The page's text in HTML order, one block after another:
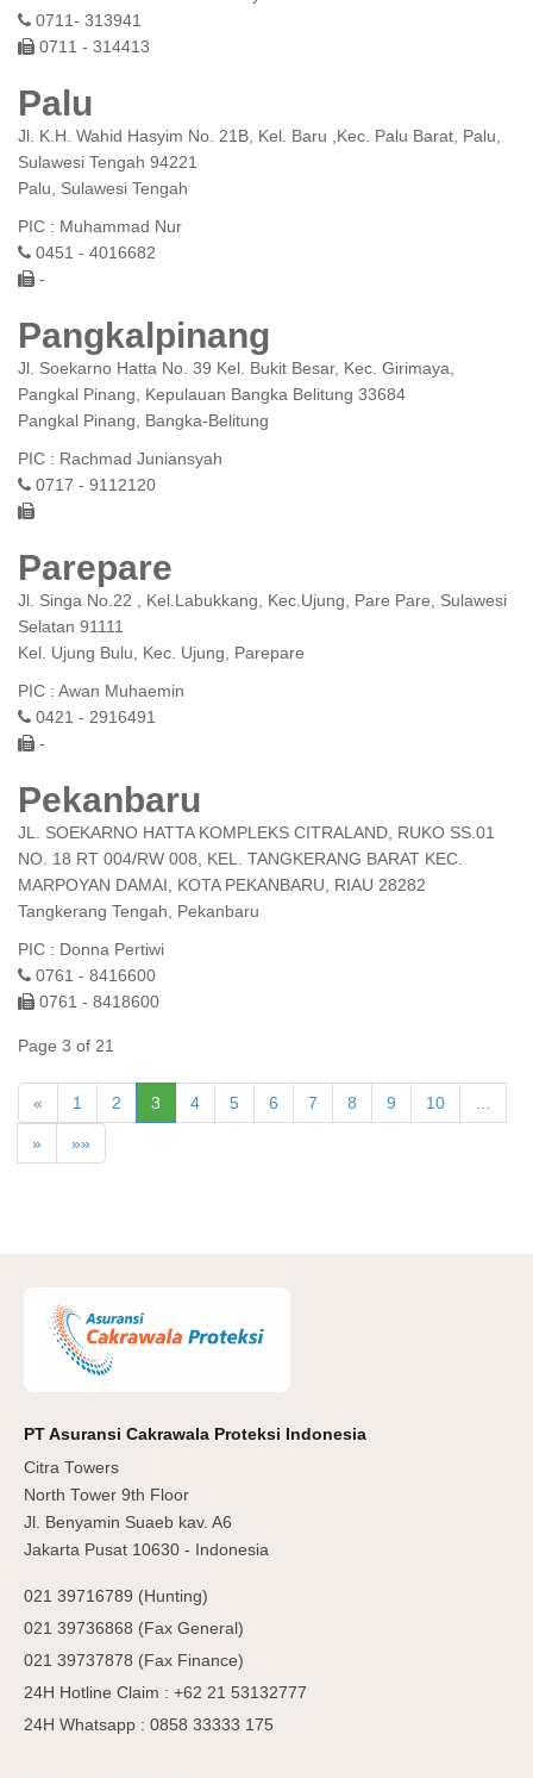
0711- 313941
0711 - 314413
Palu
Jl. K.H. Wahid Hasyim No. 21B, Kel. Baru ,Kec. Palu Barat, Palu,
Sulawesi Tengah 94221
Palu, Sulawesi Tengah
PIC : Muhammad Nur
0451 - 4016682
-
Pangkalpinang
Jl. Soekarno Hatta No. 39 Kel. Bukit Besar, Kec. Girimaya,
Pangkal Pinang, Kepulauan Bangka Belitung 33684
Pangkal Pinang, Bangka-Belitung
PIC : Rachmad Juniansyah
0717 - 9112120
Parepare
Jl. Singa No.22 , Kel.Labukkang, Kec.Ujung, Pare Pare, Sulawesi
Selatan 91111
Kel. Ujung Bulu, Kec. Ujung, Parepare
PIC : Awan Muhaemin
0421 - 2916491
-
Pekanbaru
JL. SOEKARNO HATTA KOMPLEKS CITRALAND, RUKO SS.01
NO. 18 RT 004/RW 008, KEL. TANGKERANG BARAT KEC.
MARPOYAN DAMAI, KOTA PEKANBARU, RIAU 28282
Tangkerang Tengah, Pekanbaru
PIC : Donna Pertiwi
0761 - 8416600
0761 - 8418600
Page 3 of 21
« 1 2 3 4 5 6 7 8 9 10
» »»
PT Asuransi Cakrawala Proteksi Indonesia
Citra Towers
North Tower 9th Floor
Jl. Benyamin Suaeb kav. A6
Jakarta Pusat 10630 - Indonesia
021 39716789 (Hunting)
021 39736868 (Fax General)
021 39737878 (Fax Finance)
24H Hotline Claim : +62 21 53132777
24H Whatsapp : 0858 33333 175